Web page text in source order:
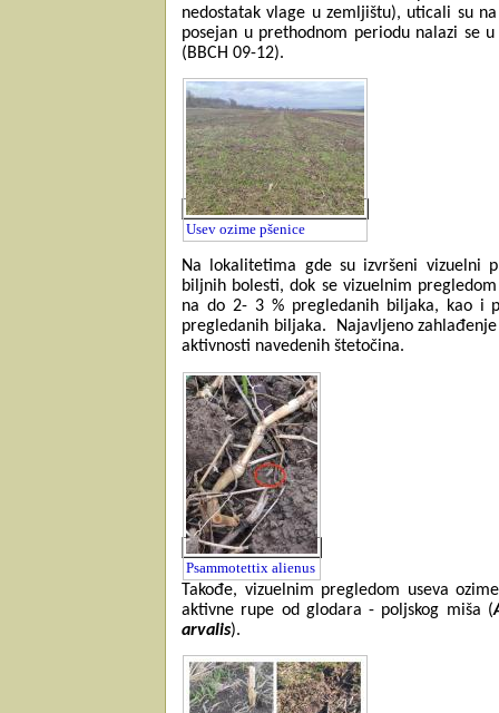
nedostatak vlage u zemljištu), uticali su
posejan u prethodnom periodu nalazi se
(BBCH 09-12).
Usev ozime pšenice
Na lokalitetima gde su izvršeni vizuelni
biljnih bolesti, dok se vizuelnim
na do 2- 3 % pregledanih biljaka, kao i
pregledanih biljaka.
Najavljeno
aktivnosti navedenih štetočina.
Psammotettix alienus
Takođe, vizuelnim pregledom useva
aktivne rupe od glodara - poljskog miša (
arvalis).